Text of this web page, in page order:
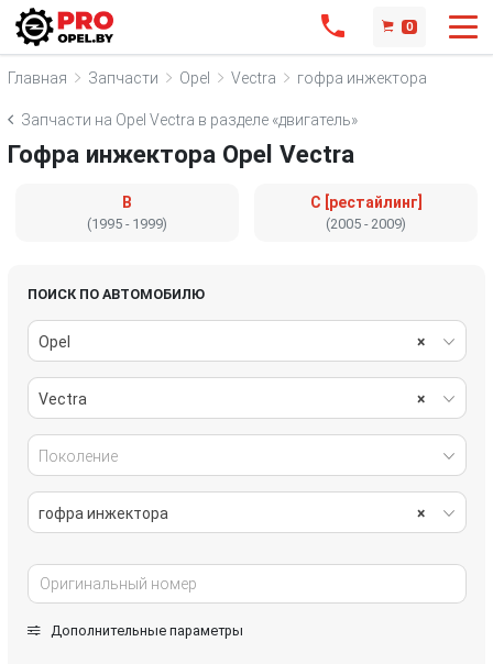
0
Главная Запчасти Opel Vectra гофра инжектора
Запчасти на Opel Vectra в разделе «двигатель»
Гофра инжектора Opel Vectra
B
(1995 - 1999)
C [рестайлинг]
(2005 - 2009)
ПОИСК ПО АВТОМОБИЛЮ
×
Opel
×
Vectra
Поколение
×
гофра инжектора
Дополнительные параметры